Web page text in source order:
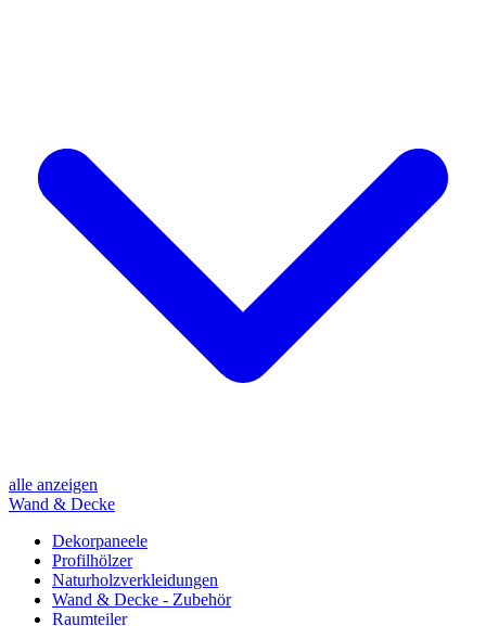
alle anzeigen
Wand & Decke
Dekorpaneele
Profilhölzer
Naturholzverkleidungen
Wand & Decke - Zubehör
Raumteiler